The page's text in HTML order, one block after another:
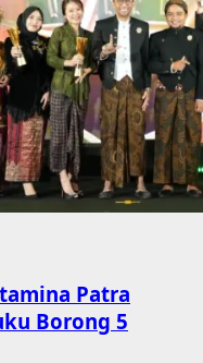
Patra
Borong 5